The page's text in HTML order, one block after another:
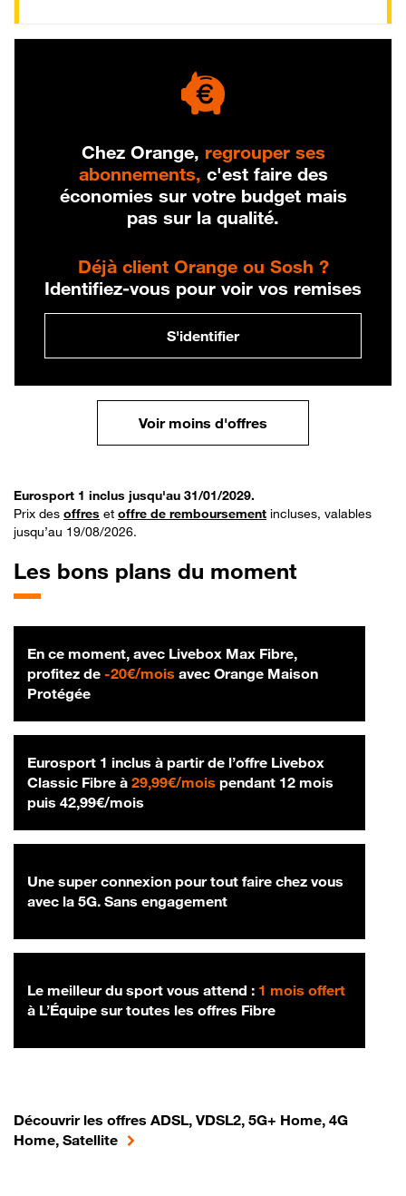
Chez Orange, regrouper ses
abonnements, c'est faire des
économies sur votre budget mais
pas sur la qualité.
Déjà client Orange ou Sosh ?
Identifiez-vous pour voir vos remises
S'identifier
Voir moins d'offres
Eurosport 1 inclus jusqu'au 31/01/2029.
Prix des offres et offre de remboursement incluses, valables
jusqu’au 19/08/2026.
Les bons plans du moment
En ce moment, avec Livebox Max Fibre,
profitez de -20€/mois 20 € par mois
avec Orange Maison
Protégée
Eurosport 1 inclus à partir de l’offre Livebox
Classic Fibre à 29,99€/mois 29,99 € par mois
pendant 12 mois
puis 42,99€/mois
Une super connexion pour tout faire chez vous
avec la 5G. Sans engagement
Le meilleur du sport vous attend : 1 mois offert
à L’Équipe sur toutes les offres Fibre
Découvrir les offres ADSL, VDSL2, 5G+ Home, 4G
Home, Satellite